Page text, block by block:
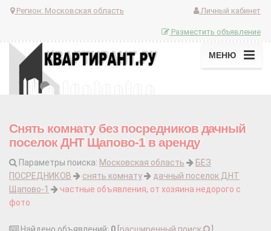
Регион: Московская область Личный кабинет
Разместить объявление
МЕНЮ
Снять комнату без посредников дачный
поселок ДНТ Щапово-1 в аренду
Параметры поиска: Московская область
БЕЗ
ПОСРЕДНИКОВ
снять комнату
дачный поселок ДНТ
Щапово-1
частные объявления, от хозяина недорого с
фото